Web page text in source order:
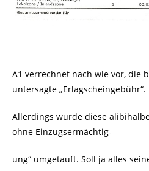
A1 verrechnet nach wie vor, die
untersagte „Erlagscheingebühr“.
Allerdings wurde diese
ohne Einzugsermächtig-
ung“ umgetauft. Soll ja alles